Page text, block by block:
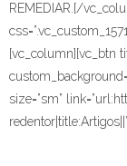
REMEDIAR.[/
[vc_column][vc_btn
size=”sm”